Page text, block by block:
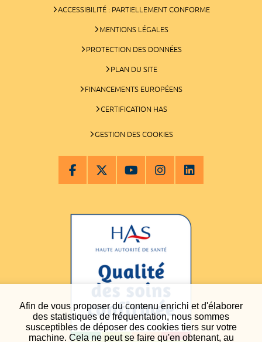
Afin de vous proposer du contenu enrichi et d'élaborer
des statistiques de fréquentation, nous sommes
susceptibles de déposer des cookies tiers sur votre
machine. Cela ne peut se faire qu'en obtenant, au
ACCESSIBILITÉ : PARTIELLEMENT CONFORME
MENTIONS LÉGALES
PROTECTION DES DONNÉES
PLAN DU SITE
FINANCEMENTS EUROPÉENS
CERTIFICATION HAS
GESTION DES COOKIES